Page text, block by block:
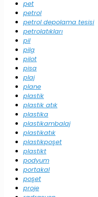
pet
petrol
petrol depolama tesisi
petrolatıkları
pil
pilg
pilot
pisa
plaj
plane
plastik
plastik atık
plastika
plastikambalaj
plastikatık
plastikpoşet
plastikt
podyum
portakal
poşet
proje